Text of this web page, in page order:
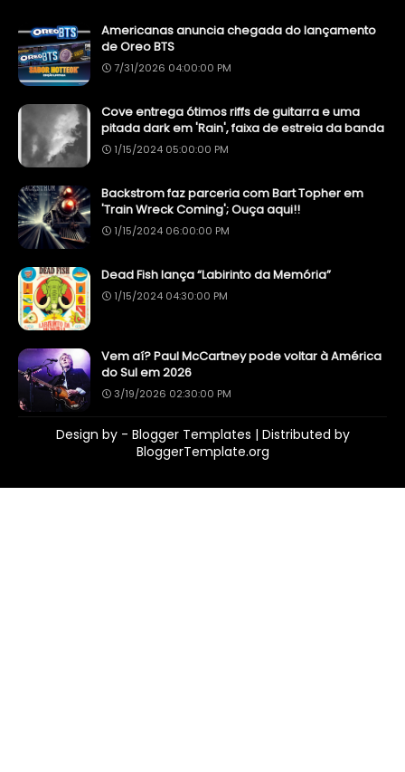
Americanas anuncia chegada do lançamento
de Oreo BTS
7/31/2026 04:00:00 PM
Cove entrega ótimos riffs de guitarra e uma
pitada dark em 'Rain', faixa de estreia da banda
1/15/2024 05:00:00 PM
Backstrom faz parceria com Bart Topher em
'Train Wreck Coming'; Ouça aqui!!
1/15/2024 06:00:00 PM
Dead Fish lança “Labirinto da Memória”
1/15/2024 04:30:00 PM
Vem aí? Paul McCartney pode voltar à América
do Sul em 2026
3/19/2026 02:30:00 PM
Design by - Blogger Templates | Distributed by
BloggerTemplate.org